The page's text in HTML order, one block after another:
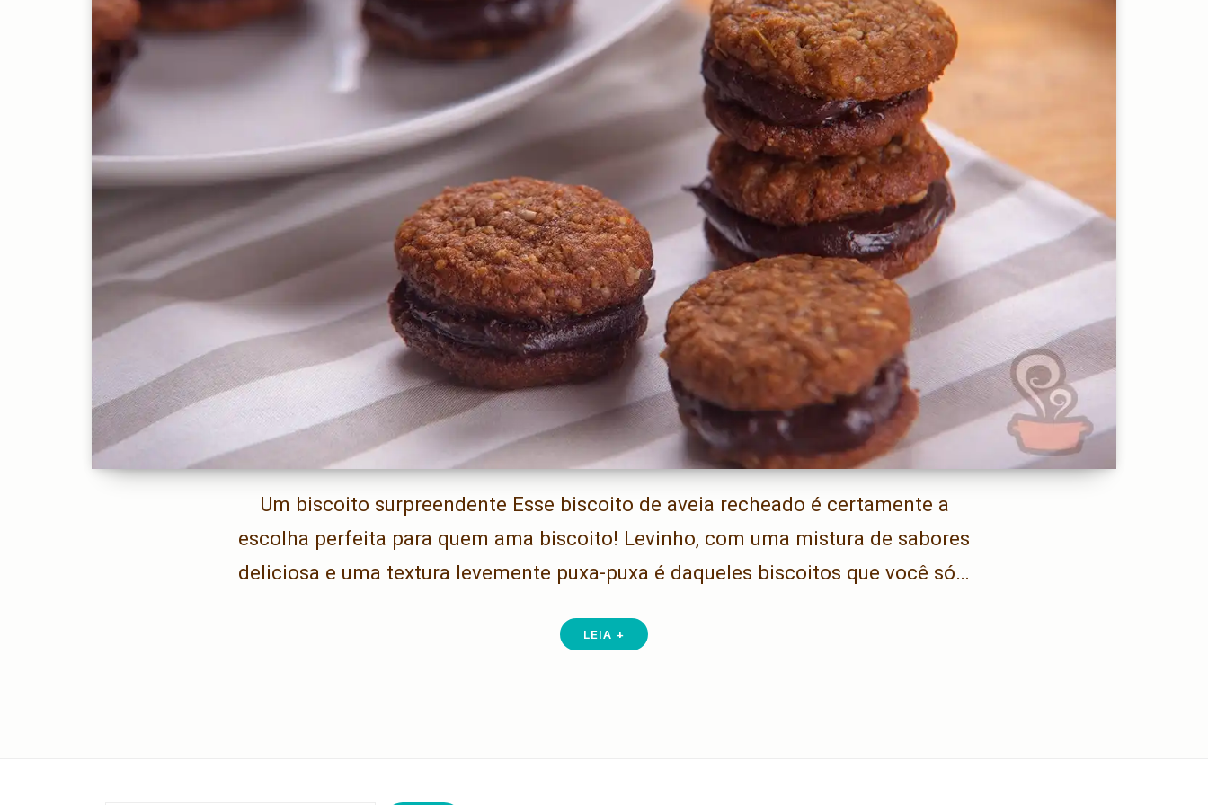
Um biscoito surpreendente Esse biscoito de aveia recheado é certamente a
escolha perfeita para quem ama biscoito! Levinho, com uma mistura de sabores
deliciosa e uma textura levemente puxa-puxa é daqueles biscoitos que você só…
LEIA +